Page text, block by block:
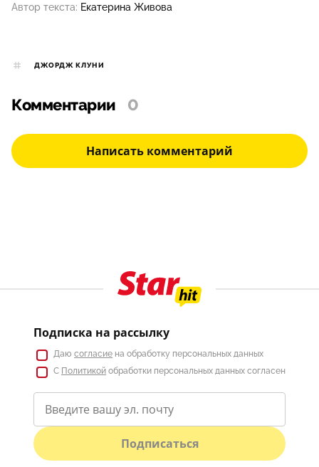
Автор текста: Екатерина Живова
ДЖОРДЖ КЛУНИ
Комментарии 0
Написать комментарий
Подписка на рассылку
Даю согласие на обработку персональных данных
С Политикой обработки персональных данных согласен
Подписаться